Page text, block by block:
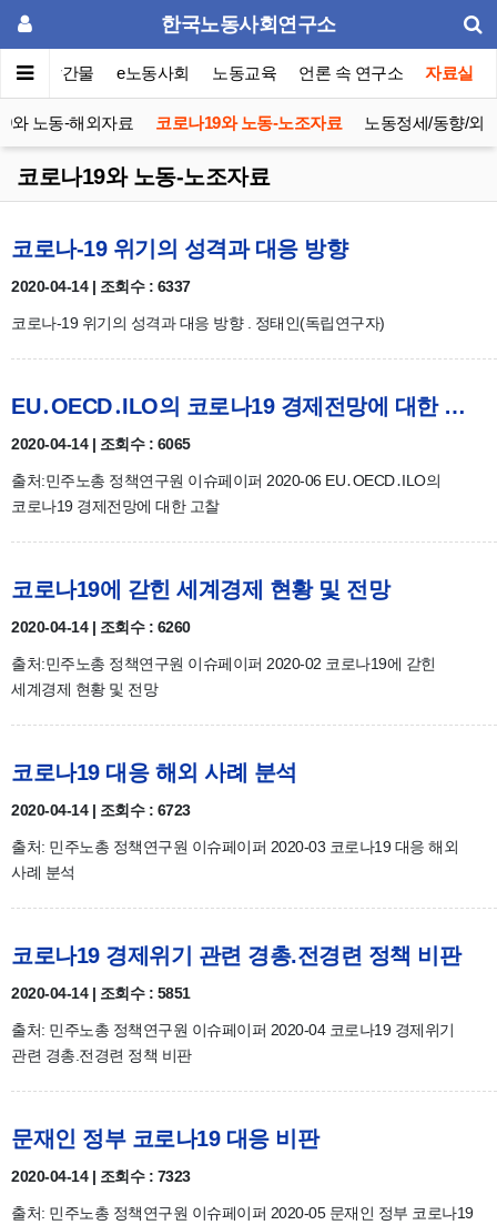
한국노동사회연구소
퍼 발간물 e노동사회 노동교육 언론 속 연구소 자료실
와 노동-해외자료 코로나19와 노동-노조자료 노동정세/동향/외
코로나19와 노동-노조자료
코로나-19 위기의 성격과 대응 방향
2020-04-14 | 조회수 : 6337
코로나-19 위기의 성격과 대응 방향 . 정태인(독립연구자)
EU․OECD․ILO의 코로나19 경제전망에 대한 고찰
2020-04-14 | 조회수 : 6065
출처:민주노총 정책연구원 이슈페이퍼 2020-06 EU․OECD․ILO의
코로나19 경제전망에 대한 고찰
코로나19에 갇힌 세계경제 현황 및 전망
2020-04-14 | 조회수 : 6260
출처:민주노총 정책연구원 이슈페이퍼 2020-02 코로나19에 갇힌
세계경제 현황 및 전망
코로나19 대응 해외 사례 분석
2020-04-14 | 조회수 : 6723
출처: 민주노총 정책연구원 이슈페이퍼 2020-03 코로나19 대응 해외
사례 분석
코로나19 경제위기 관련 경총.전경련 정책 비판
2020-04-14 | 조회수 : 5851
출처: 민주노총 정책연구원 이슈페이퍼 2020-04 코로나19 경제위기
관련 경총.전경련 정책 비판
문재인 정부 코로나19 대응 비판
2020-04-14 | 조회수 : 7323
출처: 민주노총 정책연구원 이슈페이퍼 2020-05 문재인 정부 코로나19